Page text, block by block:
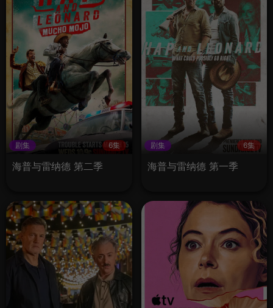
剧集 6集
海普与雷纳德 第二季
剧集 6集
海普与雷纳德 第一季